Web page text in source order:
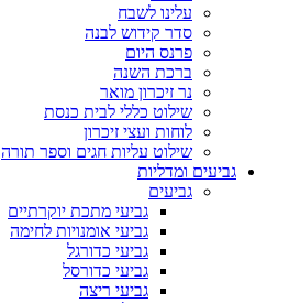
עלינו לשבח
סדר קידוש לבנה
פרנס היום
ברכת השנה
נר זיכרון מואר
שילוט כללי לבית כנסת
לוחות ועצי זיכרון
שילוט עליות חגים וספר תורה
גביעים ומדליות
גביעים
גביעי מתכת יוקרתיים
גביעי אומנויות לחימה
גביעי כדורגל
גביעי כדורסל
גביעי ריצה